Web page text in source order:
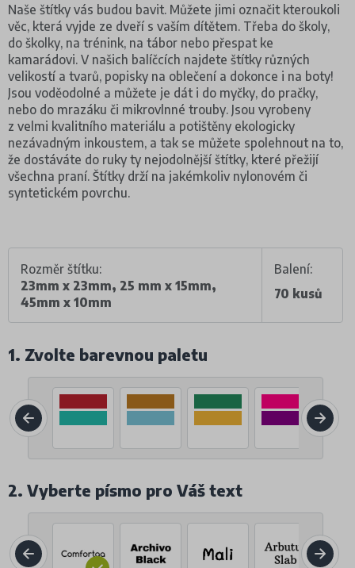
Naše štítky vás budou bavit. Můžete jimi označit kteroukoli
věc, která vyjde ze dveří s vaším dítětem. Třeba do školy,
do školky, na trénink, na tábor nebo přespat ke
kamarádovi. V našich balíčcích najdete štítky různých
velikostí a tvarů, popisky na oblečení a dokonce i na boty!
Jsou voděodolné a můžete je dát i do myčky, do pračky,
nebo do mrazáku či mikrovlnné trouby. Jsou vyrobeny
z velmi kvalitního materiálu a potištěny ekologicky
nezávadným inkoustem, a tak se můžete spolehnout na to,
že dostáváte do ruky ty nejodolnější štítky, které přežijí
všechna praní. Štítky drží na jakémkoliv nylonovém či
syntetickém povrchu.
Rozměr štítku:
23mm x 23mm, 25 mm x 15mm,
45mm x 10mm
Balení:
70 kusů
1. Zvolte barevnou paletu
2. Vyberte písmo pro Váš text